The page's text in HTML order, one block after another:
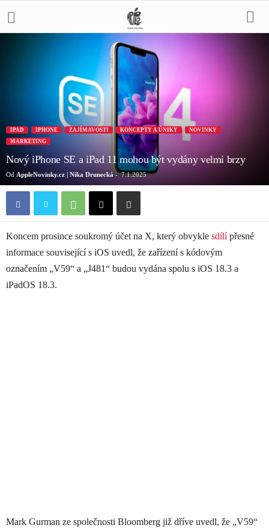
IPAD IPHONE ZAJÍMAVOSTI KONCEPTY A ÚNIKY
NOVINKY
MARKETING
Nový iPhone SE a iPad 11 mohou být vydány velmi brzy
Od AppleNovinky.cz | Nika Drunecká- 7.1.2025
Koncem prosince soukromý účet na X, který obvykle sdílí přesné
informace související s iOS uvedl, že zařízení s kódovým
označením „V59“ a „J481“ budou vydána spolu s iOS 18.3 a
iPadOS 18.3.
Mark Gurman ze společnosti Bloomberg již dříve uvedl, že „V59“